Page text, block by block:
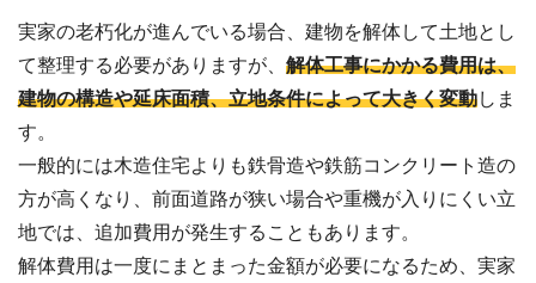
実家の老朽化が進んでいる場合、建物を解体して土地とし
て整理する必要がありますが、 解体工事にかかる費用は、
建物の構造や延床面積、立地条件によって大きく変動しま
す。
一般的には木造住宅よりも鉄骨造や鉄筋コンクリート造の
方が高くなり、前面道路が狭い場合や重機が入りにくい立
地では、追加費用が発生することもあります。
解体費用は一度にまとまった金額が必要になるため、実家